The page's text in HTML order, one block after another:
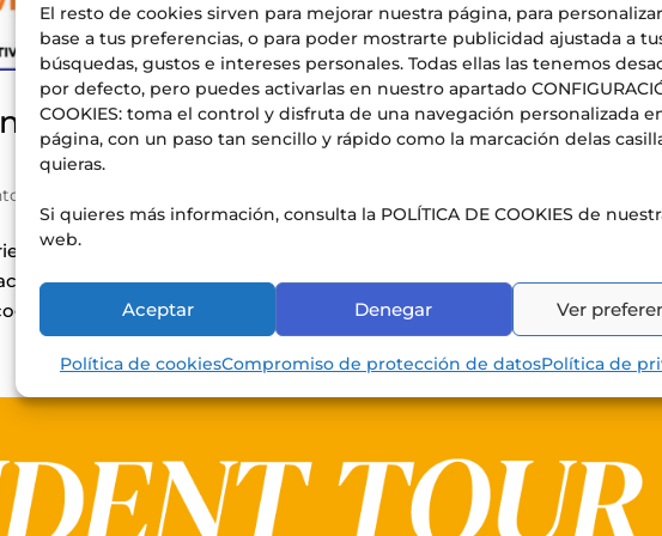
El resto de cookies sirven para mejorar nuestra página, para
base a tus preferencias, o para poder mostrarte publicidad ajustada a
búsquedas, gustos e intereses personales. Todas ellas las tenemos
por defecto, pero puedes activarlas en nuestro apartado
COOKIES: toma el control y disfruta de una navegación personalizada
página, con un paso tan sencillo y rápido como la marcación delas
quieras.
Si quieres más información, consulta la POLÍTICA DE COOKIES de
web.
Aceptar Denegar Ver
Política de cookiesCompromiso de protección de datosPolítica de
Internacional de Estudios Superiores
del Liceo francés de Alicante cumple 20 años con la mayor
de la provincia. El viernes 16 de enero de 2026, el Liceo francés
el evento educativo más...